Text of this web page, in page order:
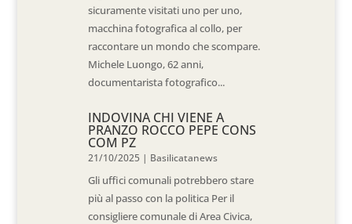
sicuramente visitati uno per uno,
macchina fotografica al collo, per
raccontare un mondo che scompare.
Michele Luongo, 62 anni,
documentarista fotografico...
INDOVINA CHI VIENE A
PRANZO ROCCO PEPE CONS
COM PZ
21/10/2025 | Basilicatanews
Gli uffici comunali potrebbero stare
più al passo con la politica Per il
consigliere comunale di Area Civica,